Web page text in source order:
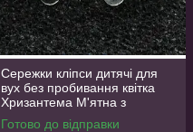
Сережки кліпси дитячі для
вух без пробивання квітка
Хризантема М'ятна з
рожевою
Готово до відправки